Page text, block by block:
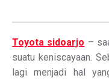
Toyota sidoarjo –
suatu keniscayaan.
lagi menjadi hal